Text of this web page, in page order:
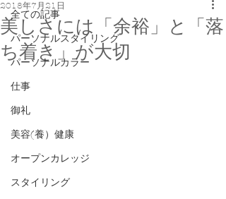
全ての記事
パーソナルスタイリング
パーソナルカラー
仕事
御礼
美容(養）健康
オープンカレッジ
スタイリング
美しさには「余裕」と「落
ち着き」が大切
2018年7月21日